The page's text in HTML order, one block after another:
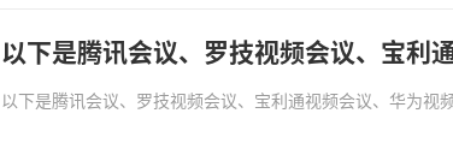
以下是腾讯会议、罗技视频会议、宝利
以下是腾讯会议、罗技视频会议、宝利通视频会议、华为视